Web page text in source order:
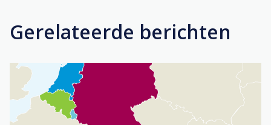
Gerelateerde berichten